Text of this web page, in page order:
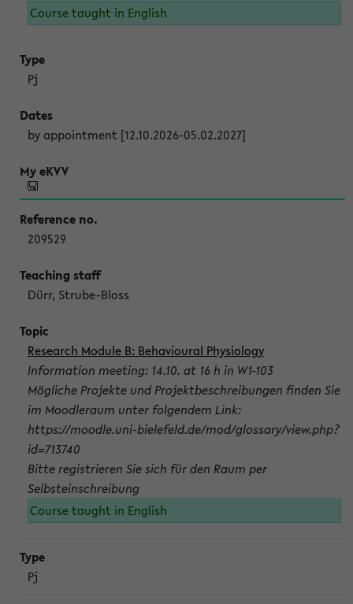
Course taught in English
Pj
by appointment [12.10.2026-05.02.2027]
209529
Dürr, Strube-Bloss
Research Module B: Behavioural Physiology
Information meeting: 14.10. at 16 h in W1-103
Mögliche Projekte und Projektbeschreibungen finden Sie
im Moodleraum unter folgendem Link:
https://moodle.uni-bielefeld.de/mod/glossary/view.php?
id=713740
Bitte registrieren Sie sich für den Raum per
Selbsteinschreibung
Course taught in English
Pj